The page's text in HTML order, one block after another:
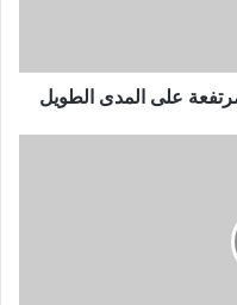
على المدى الطويل